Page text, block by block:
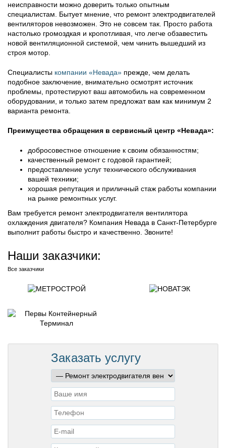
неисправности можно доверить только опытным
специалистам. Бытует мнение, что ремонт электродвигателей
вентиляторов невозможен. Это не совсем так. Просто работа
настолько громоздкая и кропотливая, что легче обзавестить
новой вентиляционной системой, чем чинить вышедший из
строя мотор.
Специалисты компании «Невада» прежде, чем делать
подобное заключение, внимательно осмотрят источник
проблемы, протестируют ваш автомобиль на современном
оборудовании, и только затем предложат вам как минимум 2
варианта ремонта.
Преимущества обращения в сервисный центр «Невада»:
добросовестное отношение к своим обязанностям;
качественный ремонт с годовой гарантией;
предоставление услуг технического обслуживания
вашей техники;
хорошая репутация и приличный стаж работы компании
на рынке ремонтных услуг.
Вам требуется ремонт электродвигателя вентилятора
охлаждения двигателя? Компания Невада в Санкт-Петербурге
выполнит работы быстро и качественно. Звоните!
Наши заказчики:
Все заказчики
Заказать услугу